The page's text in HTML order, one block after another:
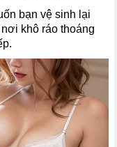
bạn vệ sinh lại
khô ráo thoáng